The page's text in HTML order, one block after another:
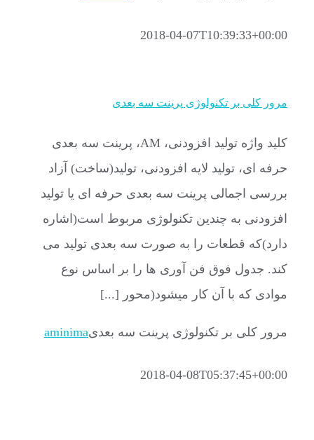
2018-04-07T10:39:33+00:00
مرور کلی بر تکنولوژی پرینت سه بعدی
کلید واژه تولید افزودنی، AM، پرینت سه بعدی
حرفه ای، تولید لایه افزودنی، تولید(ساخت) آزاد
بررسی اجمالی پرینت سه بعدی حرفه ای یا تولید
افزودنی به چندین تکنولوژی مربوط است(اشاره
دارد)که قطعات را به صورت سه بعدی تولید می
کند. جدول فوق فن آوری ها را بر اساس نوع
موادی که با آن کار میشود(محور [...]
مرور کلی بر تکنولوژی پرینت سه بعدیaminima
2018-04-08T05:37:45+00:00